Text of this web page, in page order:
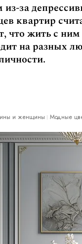
за
квартир
что жить с
на разных
и женщины Модные